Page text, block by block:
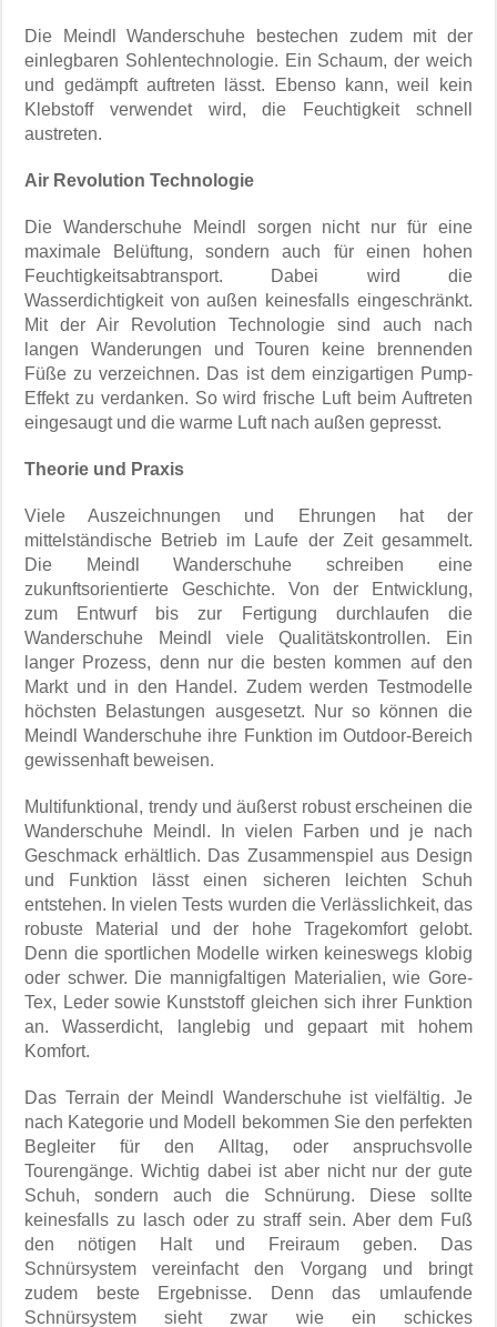
Die Meindl Wanderschuhe bestechen zudem mit der
einlegbaren Sohlentechnologie. Ein Schaum, der weich
und gedämpft auftreten lässt. Ebenso kann, weil kein
Klebstoff verwendet wird, die Feuchtigkeit schnell
austreten.
Air Revolution Technologie
Die Wanderschuhe Meindl sorgen nicht nur für eine
maximale Belüftung, sondern auch für einen hohen
Feuchtigkeitsabtransport. Dabei wird die
Wasserdichtigkeit von außen keinesfalls eingeschränkt.
Mit der Air Revolution Technologie sind auch nach
langen Wanderungen und Touren keine brennenden
Füße zu verzeichnen. Das ist dem einzigartigen Pump-
Effekt zu verdanken. So wird frische Luft beim Auftreten
eingesaugt und die warme Luft nach außen gepresst.
Theorie und Praxis
Viele Auszeichnungen und Ehrungen hat der
mittelständische Betrieb im Laufe der Zeit gesammelt.
Die Meindl Wanderschuhe schreiben eine
zukunftsorientierte Geschichte. Von der Entwicklung,
zum Entwurf bis zur Fertigung durchlaufen die
Wanderschuhe Meindl viele Qualitätskontrollen. Ein
langer Prozess, denn nur die besten kommen auf den
Markt und in den Handel. Zudem werden Testmodelle
höchsten Belastungen ausgesetzt. Nur so können die
Meindl Wanderschuhe ihre Funktion im Outdoor-Bereich
gewissenhaft beweisen.
Multifunktional, trendy und äußerst robust erscheinen die
Wanderschuhe Meindl. In vielen Farben und je nach
Geschmack erhältlich. Das Zusammenspiel aus Design
und Funktion lässt einen sicheren leichten Schuh
entstehen. In vielen Tests wurden die Verlässlichkeit, das
robuste Material und der hohe Tragekomfort gelobt.
Denn die sportlichen Modelle wirken keineswegs klobig
oder schwer. Die mannigfaltigen Materialien, wie Gore-
Tex, Leder sowie Kunststoff gleichen sich ihrer Funktion
an. Wasserdicht, langlebig und gepaart mit hohem
Komfort.
Das Terrain der Meindl Wanderschuhe ist vielfältig. Je
nach Kategorie und Modell bekommen Sie den perfekten
Begleiter für den Alltag, oder anspruchsvolle
Tourengänge. Wichtig dabei ist aber nicht nur der gute
Schuh, sondern auch die Schnürung. Diese sollte
keinesfalls zu lasch oder zu straff sein. Aber dem Fuß
den nötigen Halt und Freiraum geben. Das
Schnürsystem vereinfacht den Vorgang und bringt
zudem beste Ergebnisse. Denn das umlaufende
Schnürsystem sieht zwar wie ein schickes